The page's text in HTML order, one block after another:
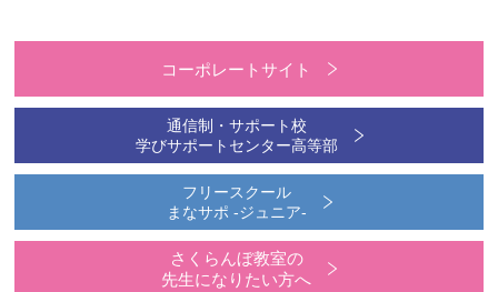
コーポレートサイト
通信制・サポート校
学びサポートセンター高等部
フリースクール
まなサポ -ジュニア-
さくらんぼ教室の
先生になりたい方へ